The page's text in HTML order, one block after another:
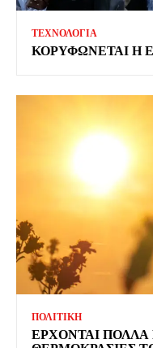
ΤΕΧΝΟΛΟΓΙΑ
ΚΟΡΥΦΩΝΕΤΑΙ Η
ΠΟΛΙΤΙΚΗ
ΕΡΧΟΝΤΑΙ